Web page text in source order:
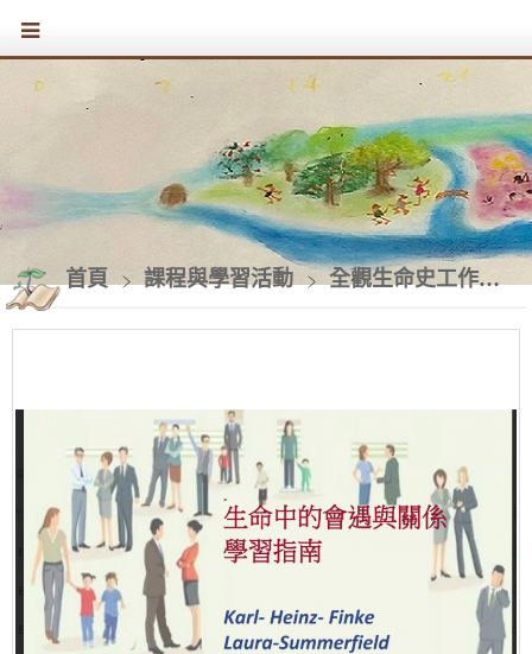
首頁 課程與學習活動 全觀生命史工作三年模組證照課程